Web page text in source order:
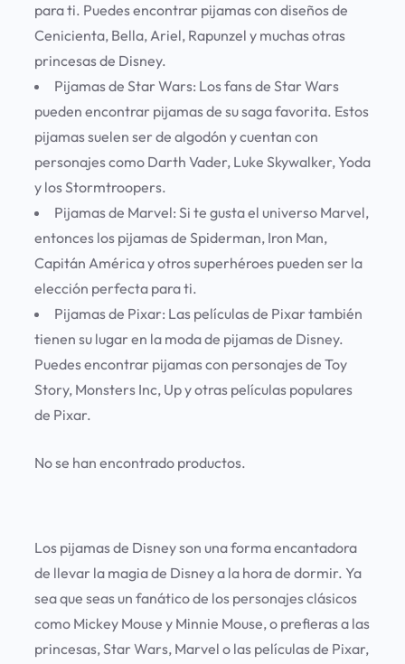
para ti. Puedes encontrar pijamas con diseños de
Cenicienta, Bella, Ariel, Rapunzel y muchas otras
princesas de Disney.
Pijamas de Star Wars: Los fans de Star Wars
pueden encontrar pijamas de su saga favorita. Estos
pijamas suelen ser de algodón y cuentan con
personajes como Darth Vader, Luke Skywalker, Yoda
y los Stormtroopers.
Pijamas de Marvel: Si te gusta el universo Marvel,
entonces los pijamas de Spiderman, Iron Man,
Capitán América y otros superhéroes pueden ser la
elección perfecta para ti.
Pijamas de Pixar: Las películas de Pixar también
tienen su lugar en la moda de pijamas de Disney.
Puedes encontrar pijamas con personajes de Toy
Story, Monsters Inc, Up y otras películas populares
de Pixar.
No se han encontrado productos.
Los pijamas de Disney son una forma encantadora
de llevar la magia de Disney a la hora de dormir. Ya
sea que seas un fanático de los personajes clásicos
como Mickey Mouse y Minnie Mouse, o prefieras a las
princesas, Star Wars, Marvel o las películas de Pixar,